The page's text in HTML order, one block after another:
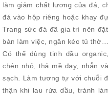
làm giảm chất lượng của đá,
đá vào hộp riêng hoặc khay
Trang sức đá đã gia trì nên
bàn làm việc, ngăn kéo tủ thờ…
Có thể dùng tinh dầu
chén nhỏ, thả mề đay, nhẫn
sạch. Làm tương tự với chuỗi
thận khi lau rửa dầu, tránh